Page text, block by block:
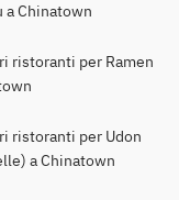
a Chinatown
ristoranti per Ramen
ristoranti per Udon
a Chinatown